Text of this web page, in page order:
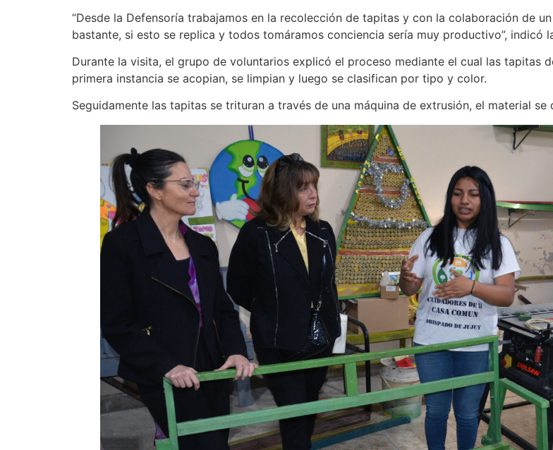
“Desde la Defensoría trabajamos en la recolección de tapitas y con la colaboración de
bastante, si esto se replica y todos tomáramos conciencia sería muy productivo”, indicó
Durante la visita, el grupo de voluntarios explicó el proceso mediante el cual las tapitas
primera instancia se acopian, se limpian y luego se clasifican por tipo y color.
Seguidamente las tapitas se trituran a través de una máquina de extrusión, el material se